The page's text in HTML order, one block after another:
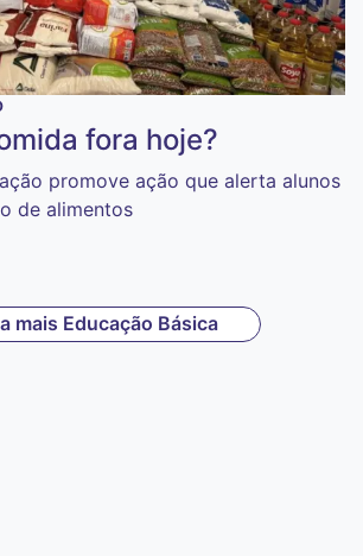
fora hoje?
promove ação que alerta alunos
de alimentos
mais Educação Básica